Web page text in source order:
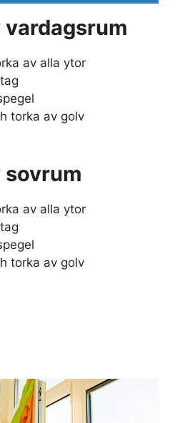
vardagsrum
av alla ytor
torka av golv
sovrum
av alla ytor
torka av golv